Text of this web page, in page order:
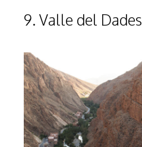
9. Valle del Dades